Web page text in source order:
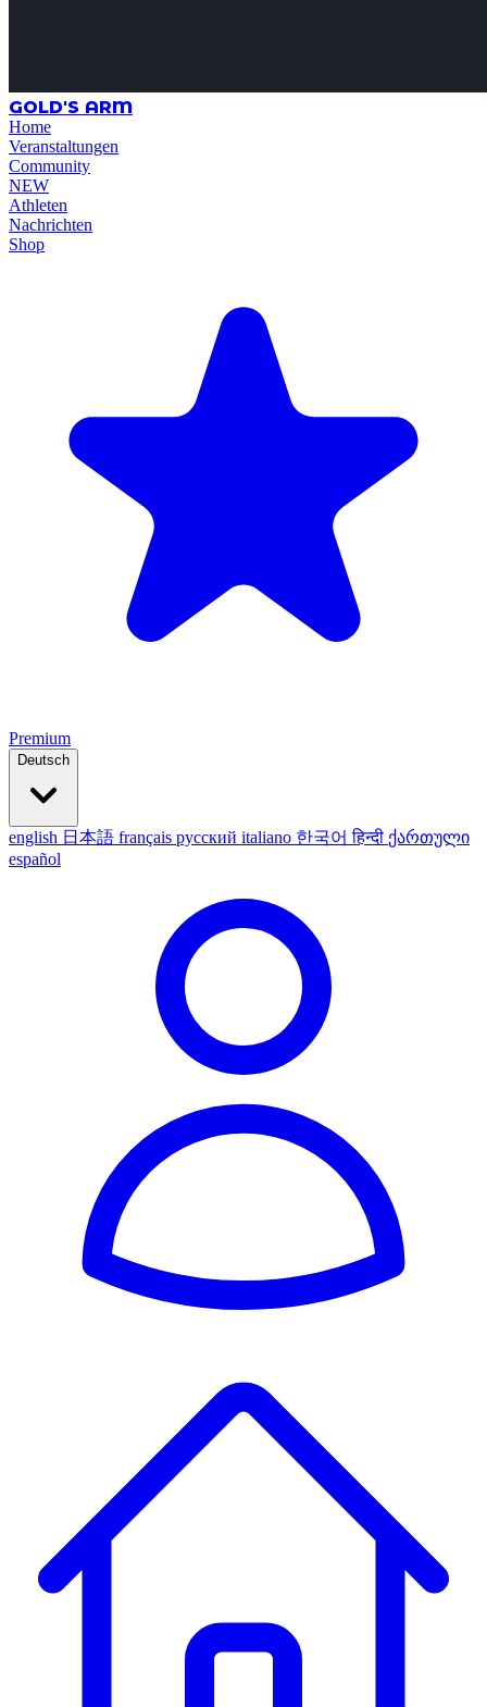
GOLD'S ARM
Home
Veranstaltungen
Community
NEW
Athleten
Nachrichten
Shop
Premium
Deutsch
english 日本語 français русский italiano 한국어हिन्दी ქართული
español